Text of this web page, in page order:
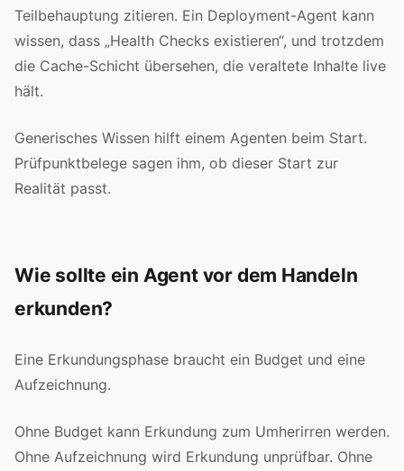
Teilbehauptung zitieren. Ein Deployment-Agent kann
wissen, dass „Health Checks existieren“, und trotzdem
die Cache-Schicht übersehen, die veraltete Inhalte live
hält.
Generisches Wissen hilft einem Agenten beim Start.
Prüfpunktbelege sagen ihm, ob dieser Start zur
Realität passt.
Wie sollte ein Agent vor dem Handeln
erkunden?
Eine Erkundungsphase braucht ein Budget und eine
Aufzeichnung.
Ohne Budget kann Erkundung zum Umherirren werden.
Ohne Aufzeichnung wird Erkundung unprüfbar. Ohne